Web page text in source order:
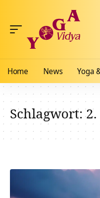
Home News Yoga
Schlagwort: